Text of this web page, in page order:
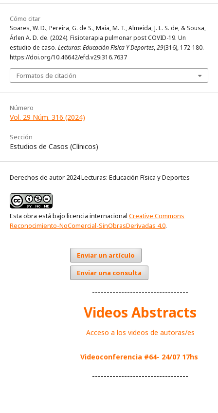
Cómo citar
Soares, W. D., Pereira, G. de S., Maia, M. T., Almeida, J. L. S. de, & Sousa,
Árlen A. D. de. (2024). Fisioterapia pulmonar post COVID-19. Un
estudio de caso. Lecturas: Educación Física Y Deportes,29(316), 172-180.
https://doi.org/10.46642/efd.v29i316.7637
Formatos de citación
Número
Vol. 29 Núm. 316 (2024)
Sección
Estudios de Casos (Clínicos)
Derechos de autor 2024 Lecturas: Educación Física y Deportes
Esta obra está bajo licencia internacional Creative Commons
Reconocimiento-NoComercial-SinObrasDerivadas 4.0.
Enviar un artículo
Enviar una consulta
---------------------------------
Videos Abstracts
Acceso a los videos de autoras/es
Videoconferencia #64- 24/07 17hs
---------------------------------